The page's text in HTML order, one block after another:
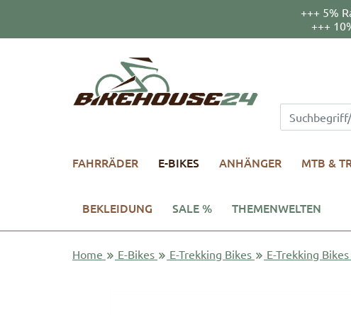
+++ 5%
+++
FAHRRÄDER E-BIKES ANHÄNGER MTB &
BEKLEIDUNG SALE % THEMENWELTEN
Home E-Bikes E-Trekking Bikes E-Trekking